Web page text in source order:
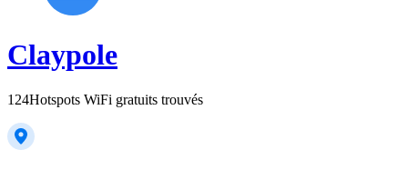
Claypole
124Hotspots WiFi gratuits trouvés